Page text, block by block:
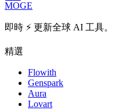
MOGE
即時 ⚡️ 更新全球 AI 工具。
精選
Flowith
Genspark
Aura
Lovart